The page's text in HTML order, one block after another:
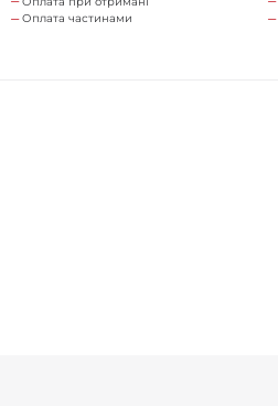
Оплата частинами